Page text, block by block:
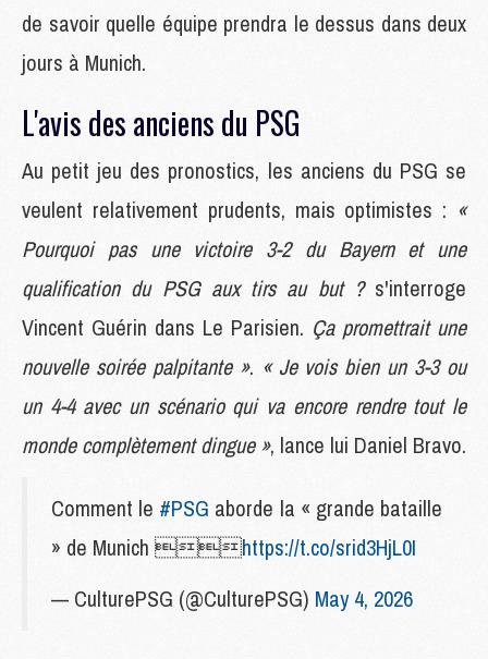
de savoir quelle équipe prendra le dessus dans deux
jours à Munich.
L'avis des anciens du PSG
Au petit jeu des pronostics, les anciens du PSG se
veulent relativement prudents, mais optimistes : «
Pourquoi pas une victoire 3-2 du Bayern et une
qualification du PSG aux tirs au but ?s'interroge
Vincent Guérin dans Le Parisien. Ça promettrait une
nouvelle soirée palpitante ». « Je vois bien un 3-3 ou
un 4-4 avec un scénario qui va encore rendre tout le
monde complètement dingue », lance lui Daniel Bravo.
Comment le #PSG aborde la « grande bataille
» de Munich https://t.co/srid3HjL0I
— CulturePSG (@CulturePSG) May 4, 2026